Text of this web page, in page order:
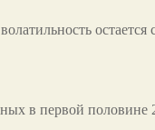
остается
в первой половине